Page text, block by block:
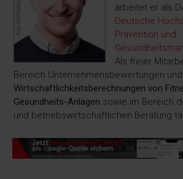
arbeitet er als
Deutsche
Prävention und
Als freier
Bereich Unternehmensbewertungen und
Wirtschaftlichkeitsberechnungen von
Gesundheits-Anlagen sowie im Bereich
und betriebswirtschaftlichen Beratung